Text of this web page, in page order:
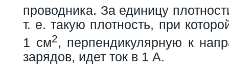
проводника. За единицу
т. е. такую плотность, при
1 см2, перпендикулярную к
зарядов, идет ток в 1 А.